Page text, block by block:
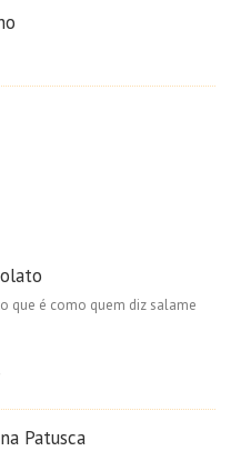
que é como quem diz salame
Patusca